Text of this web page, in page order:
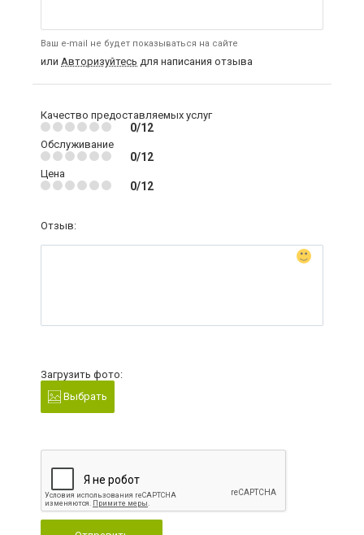
Ваш e-mail не будет показываться на сайте
или Авторизуйтесь для написания отзыва
Качество предоставляемых услуг
0/12
Обслуживание
0/12
Цена
0/12
Отзыв:
Загрузить фото:
Выбрать